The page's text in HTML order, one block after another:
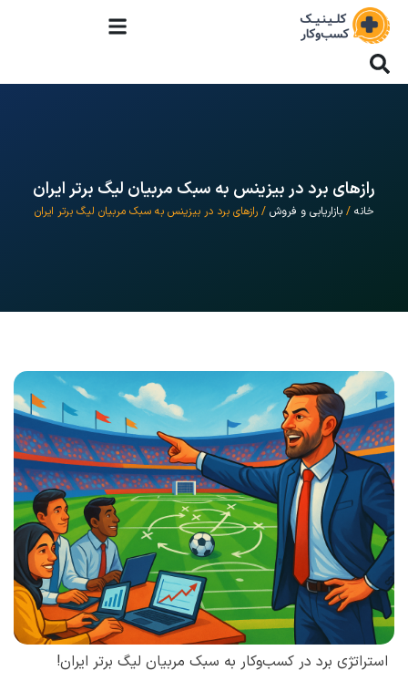
رازهای برد در بیزینس به سبک مربیان لیگ برتر ایران
خانه /بازاریابی و فروش / رازهای برد در بیزینس به سبک مربیان لیگ برتر ایران
استراتژی برد در کسب‌وکار به سبک مربیان لیگ برتر ایران!